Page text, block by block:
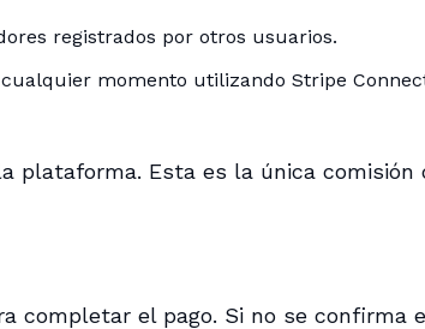
registrados por otros usuarios.
momento utilizando Stripe
plataforma. Esta es la única comisión
completar el pago. Si no se confirma